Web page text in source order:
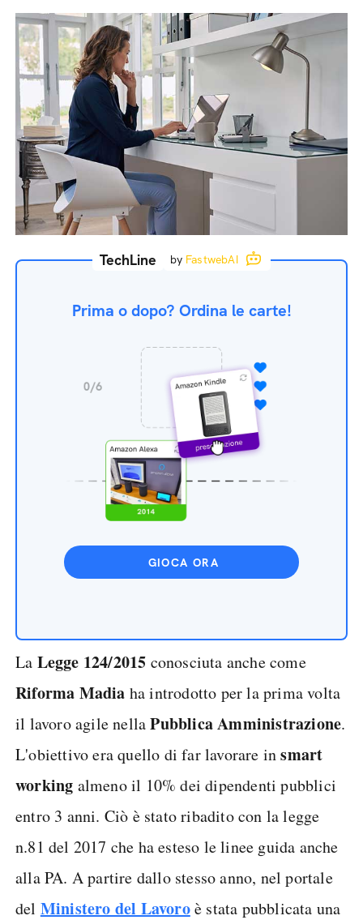
TechLine by FastwebAI
Prima o dopo? Ordina le carte!
GIOCA ORA
La Legge 124/2015 conosciuta anche come
Riforma Madia ha introdotto per la prima volta
il lavoro agile nellaPubblica Amministrazione.
L'obiettivo era quello di far lavorare insmart
working almeno il 10% dei dipendenti pubblici
entro 3 anni. Ciò è stato ribadito con la legge
n.81 del 2017 che ha esteso le linee guida anche
alla PA. A partire dallo stesso anno, nel portale
del Ministero del Lavoroè stata pubblicata una